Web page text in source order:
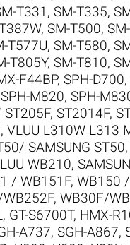
T331 , SM-T335,
, SM-T500,
T577U, SM-T580,
T805Y, SM-T810,
F44BP, SPH-D700,
SPH-M820, SPH-
, ST2014F,
, VLUU L310W L313
SAMSUNG ST50,
WB210,
/ WB151F, WB150
, WB30F/
, GT-S6700T, HMX-
A737, SGH-A867,